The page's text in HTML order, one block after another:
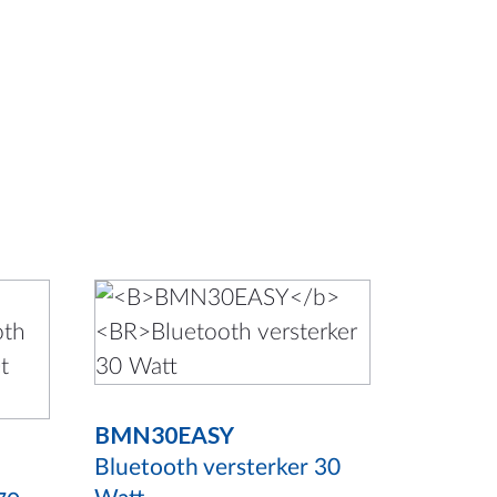
BMN30EASY
Bluetooth versterker 30